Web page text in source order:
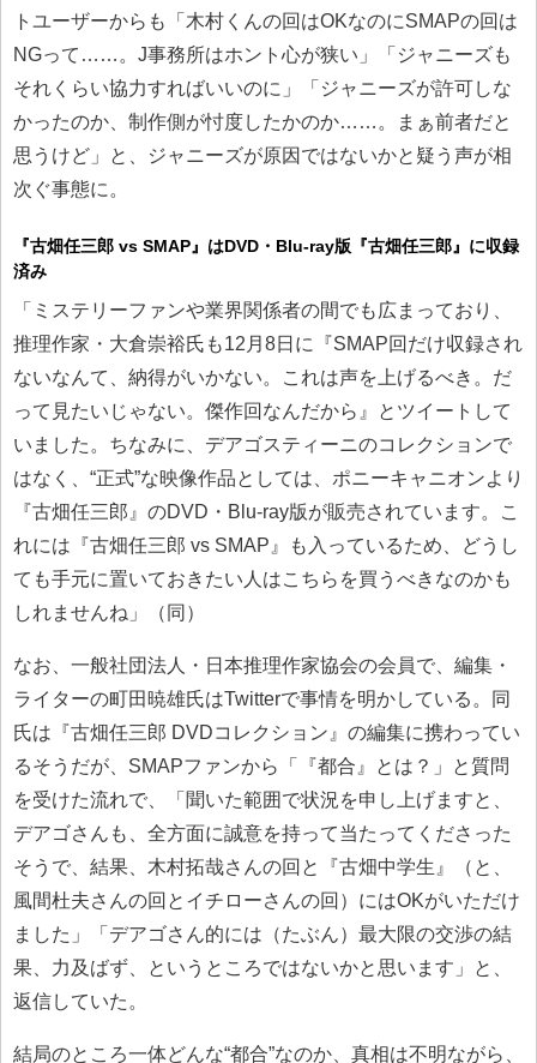
トユーザーからも「木村くんの回はOKなのにSMAPの回は
NGって……。J事務所はホント心が狭い」「ジャニーズも
それくらい協力すればいいのに」「ジャニーズが許可しな
かったのか、制作側が忖度したかのか……。まぁ前者だと
思うけど」と、ジャニーズが原因ではないかと疑う声が相
次ぐ事態に。
『古畑任三郎 vs SMAP』はDVD・Blu-ray版『古畑任三郎』に収録
済み
「ミステリーファンや業界関係者の間でも広まっており、
推理作家・大倉崇裕氏も12月8日に『SMAP回だけ収録され
ないなんて、納得がいかない。これは声を上げるべき。だ
って見たいじゃない。傑作回なんだから』とツイートして
いました。ちなみに、デアゴスティーニのコレクションで
はなく、“正式”な映像作品としては、ポニーキャニオンより
『古畑任三郎』のDVD・Blu-ray版が販売されています。こ
れには『古畑任三郎 vs SMAP』も入っているため、どうし
ても手元に置いておきたい人はこちらを買うべきなのかも
しれませんね」（同）
なお、一般社団法人・日本推理作家協会の会員で、編集・
ライターの町田暁雄氏はTwitterで事情を明かしている。同
氏は『古畑任三郎 DVDコレクション』の編集に携わってい
るそうだが、SMAPファンから「『都合』とは？」と質問
を受けた流れで、「聞いた範囲で状況を申し上げますと、
デアゴさんも、全方面に誠意を持って当たってくださった
そうで、結果、木村拓哉さんの回と『古畑中学生』（と、
風間杜夫さんの回とイチローさんの回）にはOKがいただけ
ました」「デアゴさん的には（たぶん）最大限の交渉の結
果、力及ばず、というところではないかと思います」と、
返信していた。
結局のところ一体どんな“都合”なのか、真相は不明ながら、